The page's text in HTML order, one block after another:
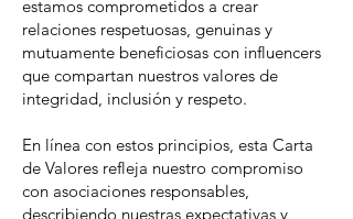
estamos comprometidos a crear
relaciones respetuosas, genuinas y
mutuamente beneficiosas con influencers
que compartan nuestros valores de
integridad, inclusión y respeto.
En línea con estos principios, esta Carta
de Valores refleja nuestro compromiso
con asociaciones responsables,
describiendo nuestras expectativas y